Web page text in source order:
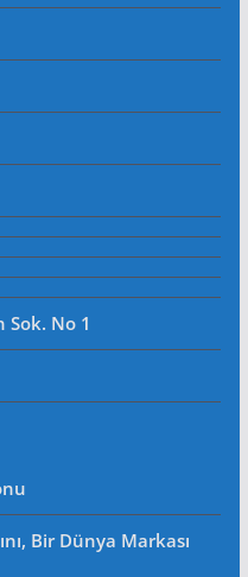
No 1
Bir Dünya Markası